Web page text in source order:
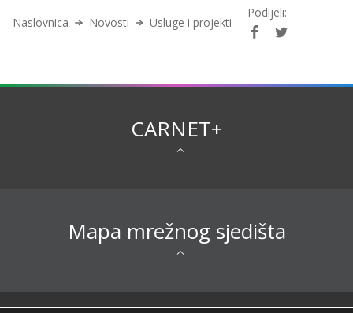
Naslovnica Novosti Usluge i projekti
Podijeli:
CARNET+
Mapa mrežnog sjedišta